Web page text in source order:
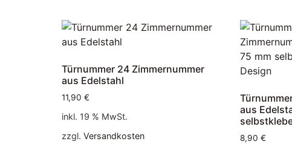
Türnummer 24 Zimmernummer
aus Edelstahl
11,90 €
inkl. 19 % MwSt.
zzgl. Versandkosten
aus
8,90 €